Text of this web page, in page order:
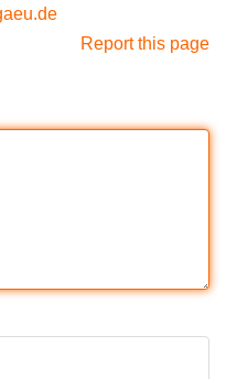
Report this page